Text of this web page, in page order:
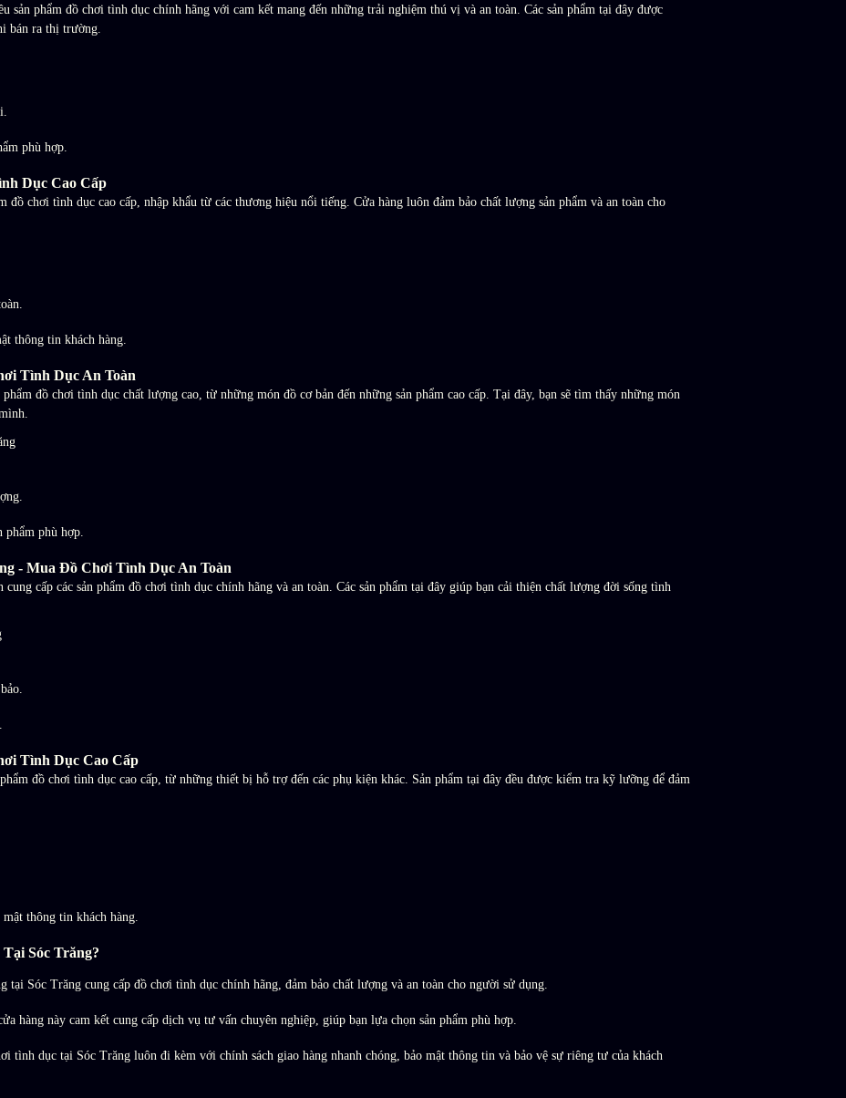
sản phẩm đồ chơi tình dục chính hãng với cam kết mang đến những trải nghiệm thú vị và an toàn. Các sản phẩm tại đây được
bán ra thị trường.
phù hợp.
Dục Cao Cấp
đồ chơi tình dục cao cấp, nhập khẩu từ các thương hiệu nổi tiếng. Cửa hàng luôn đảm bảo chất lượng sản phẩm và an toàn cho
thông tin khách hàng.
Tình Dục An Toàn
đồ chơi tình dục chất lượng cao, từ những món đồ cơ bản đến những sản phẩm cao cấp. Tại đây, bạn sẽ tìm thấy những món
phẩm phù hợp.
- Mua Đồ Chơi Tình Dục An Toàn
cấp các sản phẩm đồ chơi tình dục chính hãng và an toàn. Các sản phẩm tại đây giúp bạn cải thiện chất lượng đời sống tình
Tình Dục Cao Cấp
đồ chơi tình dục cao cấp, từ những thiết bị hỗ trợ đến các phụ kiện khác. Sản phẩm tại đây đều được kiểm tra kỹ lưỡng để đảm
thông tin khách hàng.
Sóc Trăng?
tại Sóc Trăng cung cấp đồ chơi tình dục chính hãng, đảm bảo chất lượng và an toàn cho người sử dụng.
hàng này cam kết cung cấp dịch vụ tư vấn chuyên nghiệp, giúp bạn lựa chọn sản phẩm phù hợp.
tình dục tại Sóc Trăng luôn đi kèm với chính sách giao hàng nhanh chóng, bảo mật thông tin và bảo vệ sự riêng tư của khách